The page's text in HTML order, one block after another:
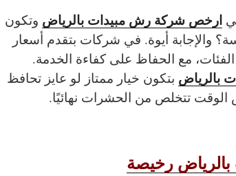
ارخص شركة رش مبيدات بالرياض وتكون
والإجابة أيوة. في شركات بتقدم أسعار
مع الحفاظ على كفاءة الخدمة.
بالرياض بتكون خيار ممتاز لو عايز تحافظ
تتخلص من الحشرات نهائيًا.
رخيصة